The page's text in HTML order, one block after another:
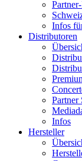
Infos
Distributoren
Partner
Infos
Hersteller